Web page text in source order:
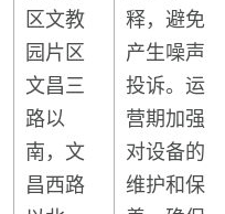
区文教
园片区
文昌三
路以
南，文
昌西路
释，避免
产生噪声
投诉。运
营期加强
对设备的
维护和保